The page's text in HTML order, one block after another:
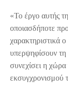
«Το έργο αυτής
οποιασδήποτε
χαρακτηριστικά
υπερψηφίσουν τη
συνεχίσει η
εκσυγχρονισμού